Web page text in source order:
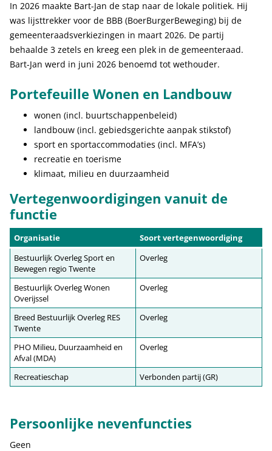
In 2026 maakte Bart-Jan de stap naar de lokale politiek. Hij
was lijsttrekker voor de BBB (BoerBurgerBeweging) bij de
gemeenteraadsverkiezingen in maart 2026. De partij
behaalde 3 zetels en kreeg een plek in de gemeenteraad.
Bart-Jan werd in juni 2026 benoemd tot wethouder.
Portefeuille Wonen en Landbouw
wonen (incl. buurtschappenbeleid)
landbouw (incl. gebiedsgerichte aanpak stikstof)
sport en sportaccommodaties (incl. MFA’s)
recreatie en toerisme
klimaat, milieu en duurzaamheid
Vertegenwoordigingen vanuit de
functie
Organisatie
Soort vertegenwoordiging
Bestuurlijk Overleg Sport en
Bewegen regio Twente
Overleg
Bestuurlijk Overleg Wonen
Overijssel
Overleg
Breed Bestuurlijk Overleg RES
Twente
Overleg
PHO Milieu, Duurzaamheid en
Afval (MDA)
Overleg
Recreatieschap Verbonden partij (GR)
Persoonlijke nevenfuncties
Geen